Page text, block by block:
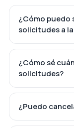
¿Cómo puedo
solicitudes a
¿Cómo sé
solicitudes?
¿Puedo